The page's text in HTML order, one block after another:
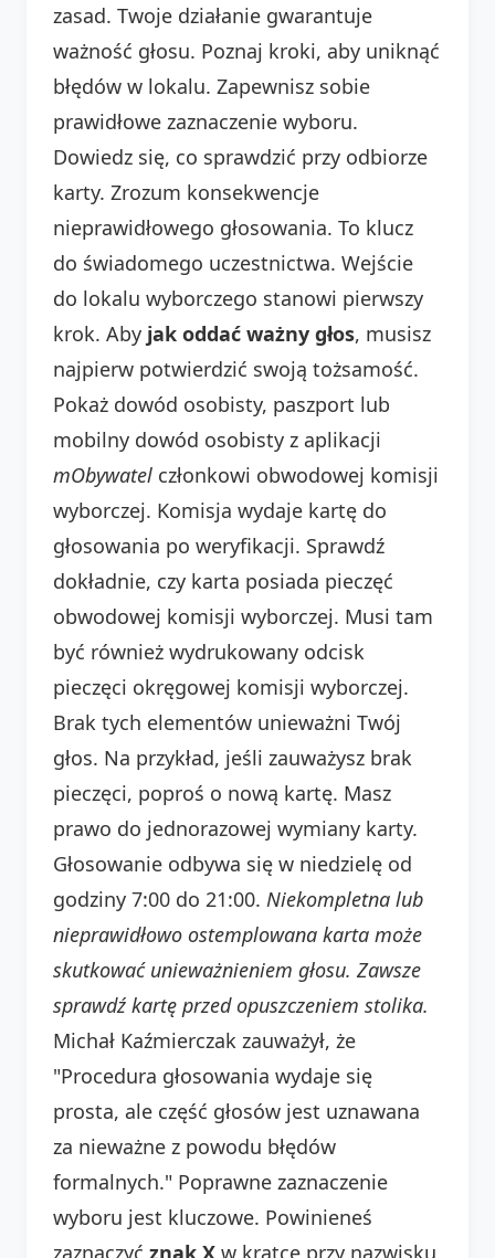
zasad. Twoje działanie gwarantuje
ważność głosu. Poznaj kroki, aby uniknąć
błędów w lokalu. Zapewnisz sobie
prawidłowe zaznaczenie wyboru.
Dowiedz się, co sprawdzić przy odbiorze
karty. Zrozum konsekwencje
nieprawidłowego głosowania. To klucz
do świadomego uczestnictwa. Wejście
do lokalu wyborczego stanowi pierwszy
krok. Aby jak oddać ważny głos, musisz
najpierw potwierdzić swoją tożsamość.
Pokaż dowód osobisty, paszport lub
mobilny dowód osobisty z aplikacji
mObywatel członkowi obwodowej komisji
wyborczej. Komisja wydaje kartę do
głosowania po weryfikacji. Sprawdź
dokładnie, czy karta posiada pieczęć
obwodowej komisji wyborczej. Musi tam
być również wydrukowany odcisk
pieczęci okręgowej komisji wyborczej.
Brak tych elementów unieważni Twój
głos. Na przykład, jeśli zauważysz brak
pieczęci, poproś o nową kartę. Masz
prawo do jednorazowej wymiany karty.
Głosowanie odbywa się w niedzielę od
godziny 7:00 do 21:00. Niekompletna lub
nieprawidłowo ostemplowana karta może
skutkować unieważnieniem głosu. Zawsze
sprawdź kartę przed opuszczeniem stolika.
Michał Kaźmierczak zauważył, że
"Procedura głosowania wydaje się
prosta, ale część głosów jest uznawana
za nieważne z powodu błędów
formalnych." Poprawne zaznaczenie
wyboru jest kluczowe. Powinieneś
zaznaczyć znak X w kratce przy nazwisku